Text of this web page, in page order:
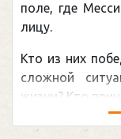
поле, где
лицу.
Кто из них
сложной
жизни? Кто